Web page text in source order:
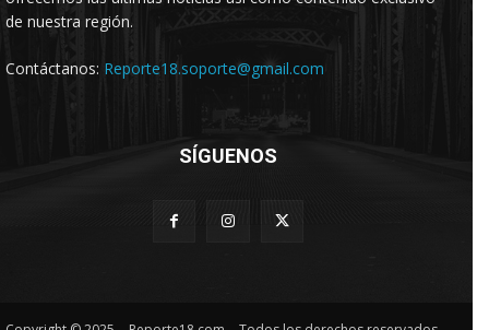
de nuestra región.
Contáctanos: Reporte18.soporte@gmail.com
SÍGUENOS